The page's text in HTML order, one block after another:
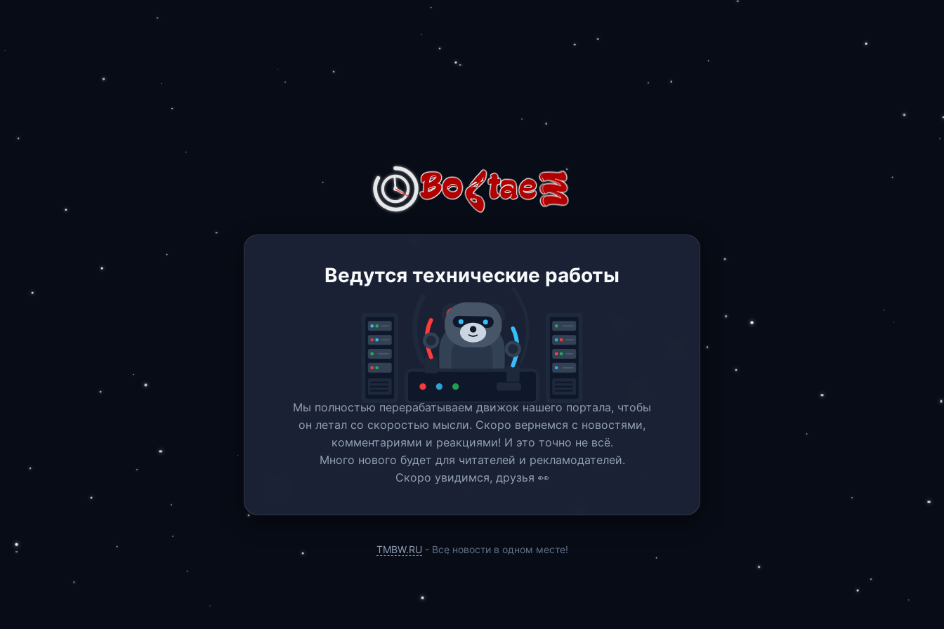
Ведутся технические работы
Мы полностью перерабатываем движок нашего портала, чтобы
он летал со скоростью мысли. Скоро вернемся c новостями,
комментариями и реакциями! И это точно не всё.
Много нового будет для читателей и рекламодателей.
Скоро увидимся, друзья 👀
TMBW.RU - Все новости в одном месте!